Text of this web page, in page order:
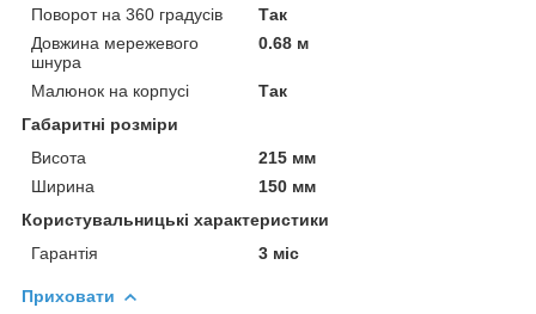
Поворот на 360 градусів
Так
Довжина мережевого
шнура
0.68 м
Малюнок на корпусі
Так
Габаритні розміри
Висота
215 мм
Ширина
150 мм
Користувальницькі характеристики
Гарантія
3 міс
Приховати